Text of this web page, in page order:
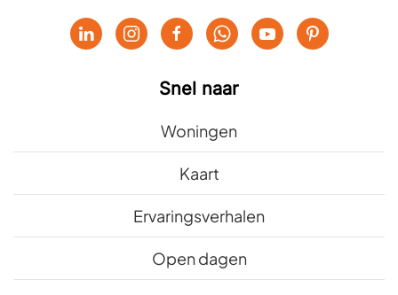
Snel naar
Woningen
Kaart
Ervaringsverhalen
Open dagen